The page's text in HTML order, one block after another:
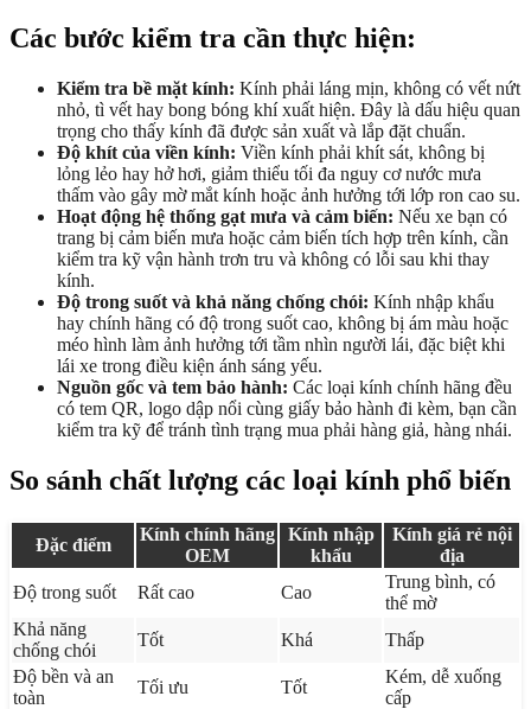
Các bước kiểm tra cần thực hiện:
Kiểm tra bề mặt kính: Kính phải láng mịn, không có vết nứt
nhỏ, tì vết hay bong bóng khí xuất hiện. Đây là dấu hiệu quan
trọng cho thấy kính đã được sản xuất và lắp đặt chuẩn.
Độ khít của viền kính: Viền kính phải khít sát, không bị
lỏng lẻo hay hở hơi, giảm thiểu tối đa nguy cơ nước mưa
thấm vào gây mờ mắt kính hoặc ảnh hưởng tới lớp ron cao su.
Hoạt động hệ thống gạt mưa và cảm biến: Nếu xe bạn có
trang bị cảm biến mưa hoặc cảm biến tích hợp trên kính, cần
kiểm tra kỹ vận hành trơn tru và không có lỗi sau khi thay
kính.
Độ trong suốt và khả năng chống chói: Kính nhập khẩu
hay chính hãng có độ trong suốt cao, không bị ám màu hoặc
méo hình làm ảnh hưởng tới tầm nhìn người lái, đặc biệt khi
lái xe trong điều kiện ánh sáng yếu.
Nguồn gốc và tem bảo hành: Các loại kính chính hãng đều
có tem QR, logo dập nổi cùng giấy bảo hành đi kèm, bạn cần
kiểm tra kỹ để tránh tình trạng mua phải hàng giả, hàng nhái.
So sánh chất lượng các loại kính phổ biến
Đặc điểm
Kính chính hãng
OEM
Kính nhập
khẩu
Kính giá rẻ nội
địa
Độ trong suốt
Rất cao Cao
Trung bình, có
thể mờ
Khả năng
chống chói
Tốt Khá
Thấp
Độ bền và an
toàn
Tối ưu Tốt
Kém, dễ xuống
cấp